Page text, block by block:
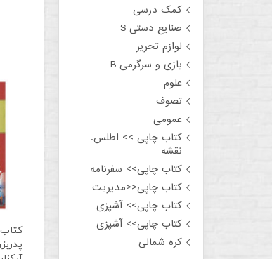
کمک درسی
صنایع دستی S
لوازم تحریر
بازی و سرگرمی B
علوم
تصوف
عمومی
کتاب چاپی >> اطلس.
نقشه
کتاب چاپی>> سفرنامه
کتاب چاپی<<مدیریت
کتاب چاپی>> آشپزی
کتاب چاپی>> آشپزی
کره شمالی